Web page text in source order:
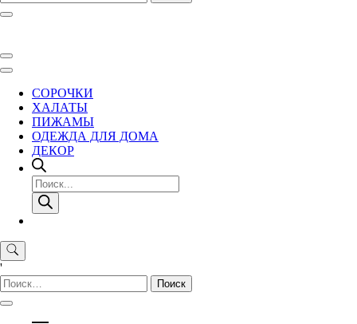
СОРОЧКИ
ХАЛАТЫ
ПИЖАМЫ
ОДЕЖДА ДЛЯ ДОМА
ДЕКОР
Поиск
товаров
'
Найти: